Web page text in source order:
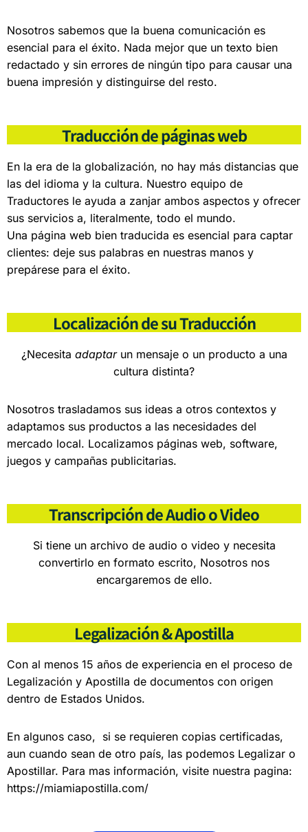
Nosotros sabemos que la buena comunicación es
esencial para el éxito. Nada mejor que un texto bien
redactado y sin errores de ningún tipo para causar una
buena impresión y distinguirse del resto.
Traducción de páginas web
En la era de la globalización, no hay más distancias que
las del idioma y la cultura. Nuestro equipo de
Traductores le ayuda a zanjar ambos aspectos y ofrecer
sus servicios a, literalmente, todo el mundo.
Una página web bien traducida es esencial para captar
clientes: deje sus palabras en nuestras manos y
prepárese para el éxito.
Localización de su Traducción
¿Necesita adaptarun mensaje o un producto a una
cultura distinta?
Nosotros trasladamos sus ideas a otros contextos y
adaptamos sus productos a las necesidades del
mercado local. Localizamos páginas web, software,
juegos y campañas publicitarias.
Transcripción de Audio o Video
Si tiene un archivo de audio o video y necesita
convertirlo en formato escrito, Nosotros nos
encargaremos de ello.
Legalización & Apostilla
Con al menos 15 años de experiencia en el proceso de
Legalización y Apostilla de documentos con origen
dentro de Estados Unidos.
En algunos caso, si se requieren copias certificadas,
aun cuando sean de otro país, las podemos Legalizar o
Apostillar. Para mas información, visite nuestra pagina:
https://miamiapostilla.com/